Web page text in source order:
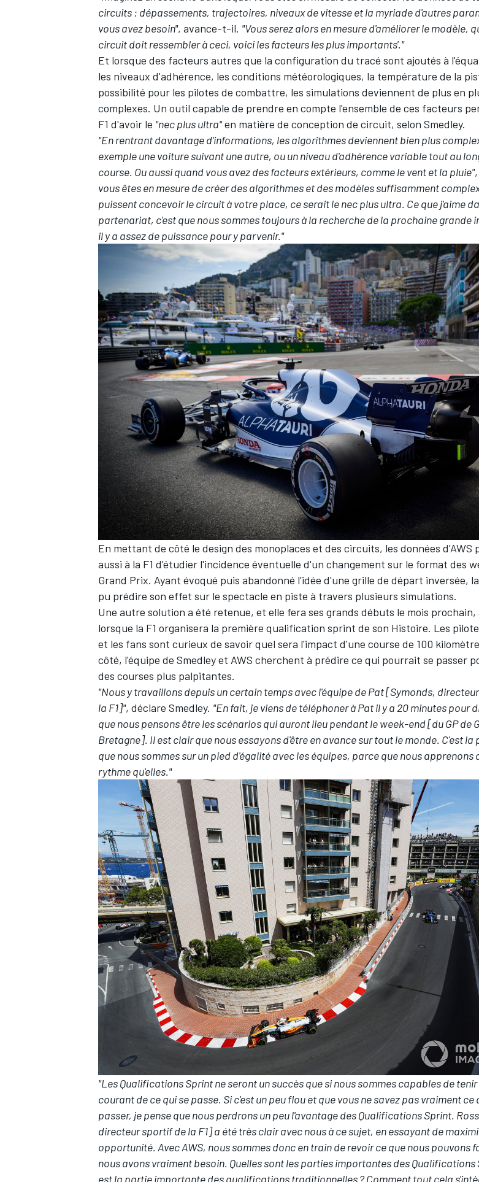
AUTRES CHAMPIONNATS
circuits : dépassements, trajectoires, niveaux de vitesse et la myriade d'autres
vous avez besoin", avance-t-il. "Vous serez alors en mesure d'améliorer le modèle,
circuit doit ressembler à ceci, voici les facteurs les plus importants'."
Et lorsque des facteurs autres que la configuration du tracé sont ajoutés à
les niveaux d'adhérence, les conditions météorologiques, la température de la
possibilité pour les pilotes de combattre, les simulations deviennent de plus en
complexes. Un outil capable de prendre en compte l'ensemble de ces facteurs
F1 d'avoir le "nec plus ultra"en matière de conception de circuit, selon Smedley.
"En rentrant davantage d'informations, les algorithmes deviennent bien plus
exemple unevoiture suivant une autre, ou un niveau d'adhérence variable tout au
course. Ou aussi quand vous avez des facteurs extérieurs, comme le vent et la pluie"
vous êtes en mesure de créer des algorithmes et des modèles suffisamment
puissent concevoir le circuit à votre place, ce serait le nec plus ultra. Ce que j'aime
partenariat, c'est que nous sommes toujours à la recherche de la prochaine grande
il y a assez de puissance pour y parvenir."
En mettant de côté le design des monoplaces et des circuits, les données d'AWS
aussi à la F1 d'étudier l'incidence éventuelle d'un changement sur le format des
Grand Prix. Ayant évoqué puis abandonné l'idée d'une grille de départ inversée,
pu prédire son effet sur le spectacle en piste à travers plusieurs simulations.
Une autre solution a été retenue, et elle fera ses grands débuts le mois prochain,
lorsque la F1 organisera la première qualification sprint de son Histoire. Les
et les fans sont curieux de savoir quel sera l'impact d'une course de 100
côté, l'équipe de Smedley et AWS cherchent à prédire ce qui pourrait se passer
des courses plus palpitantes.
"Nous y travaillons depuis un certain temps avec l'équipe de Pat [Symonds,
la F1]", déclare Smedley. "En fait, je viens de téléphoner à Pat il y a 20 minutes pour
que nous pensons être les scénarios qui auront lieu pendant le week-end [du GP de
Bretagne]. Il est clair que nous essayons d'être en avance sur tout le monde. C'est la
que nous sommes sur un pied d'égalité avec les équipes, parce que nous apprenons
rythme qu'elles."
"Les Qualifications Sprint ne seront un succès que si nous sommes capables de
courant de ce qui se passe. Si c'est un peu flou et que vous ne savez pas vraiment ce
passer, je pense que nous perdrons un peu l'avantage des Qualifications Sprint.
directeur sportif de la F1] a été très clair avec nous à ce sujet, en essayant de
opportunité. Avec AWS, nous sommes donc en train de revoir ce que nous pouvons
nous avons vraiment besoin. Quelles sont les parties importantes des Qualifications
est la partie importante des qualifications traditionnelles ? Comment tout cela